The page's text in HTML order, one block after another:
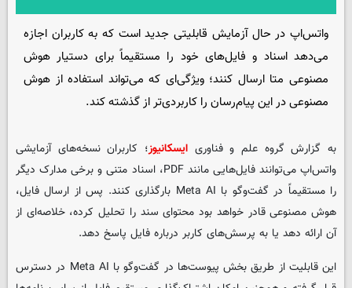
واتس‌اپ در حال آزمایش قابلیتی جدید است که به کاربران اجازه
می‌دهد اسناد و فایل‌های خود را مستقیماً برای دستیار هوش
مصنوعی متا ارسال کنند؛ ویژگی‌ای که می‌تواند استفاده از هوش
مصنوعی در این پیام‌رسان را کاربردی‌تر از گذشته کند.
به گزارش گروه علم و فناوری ایسکانیوز؛ کاربران نسخه‌های آزمایشی
واتس‌اپ می‌توانند فایل‌هایی مانند PDF، اسناد متنی و برخی مدارک دیگر
را مستقیماً در گفت‌وگو با Meta AI بارگذاری کنند. پس از ارسال فایل،
هوش مصنوعی قادر خواهد بود محتوای سند را تحلیل کرده، خلاصه‌ای از
آن ارائه دهد یا به پرسش‌های کاربر درباره فایل پاسخ دهد.
این قابلیت از طریق بخش پیوست‌ها در گفت‌وگو با Meta AI در دسترس